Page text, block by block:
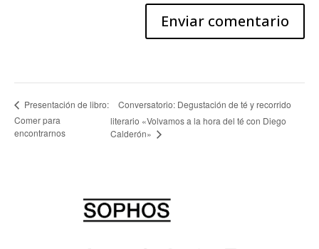
Presentación de libro:
Comer para
encontrarnos
Conversatorio: Degustación de té y recorrido
literario «Volvamos a la hora del té con Diego
Calderón»